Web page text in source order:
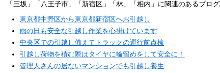
「三坂」「八王子市」「新宿区」「林」「相内」に関連のあるブロ
東京都中野区から東京都新宿区へお引越し
雨の日も安全な引越し作業を心掛けています
中央区での引越し備えてトラックの運行前点検
引越し荷物を積む際はタイヤに輪留めをして安全に！
管理人さんの居ないマンションでも引越し養生